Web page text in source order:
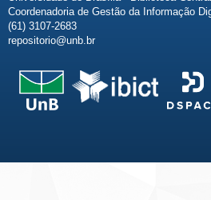
Coordenadoria de Gestão da Informação
(61) 3107-2683
repositorio@unb.br